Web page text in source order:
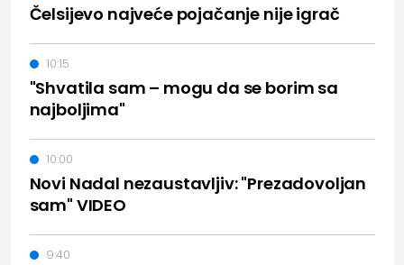
Čelsijevo najveće pojačanje nije igrač
"Shvatila sam – mogu da se borim sa
najboljima"
10:15
Novi Nadal nezaustavljiv: "Prezadovoljan
sam" VIDEO
10:00
9:40